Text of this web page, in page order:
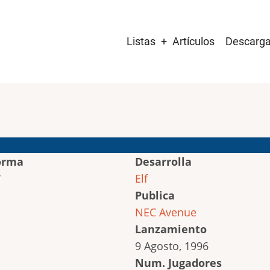
navigation
Listas Artículos
Desarrolla
Elf
Publica
NEC Avenue
Lanzamiento
9 Agosto, 1996
Num. Jugadores